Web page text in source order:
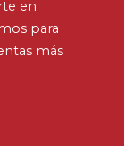
en
para
más